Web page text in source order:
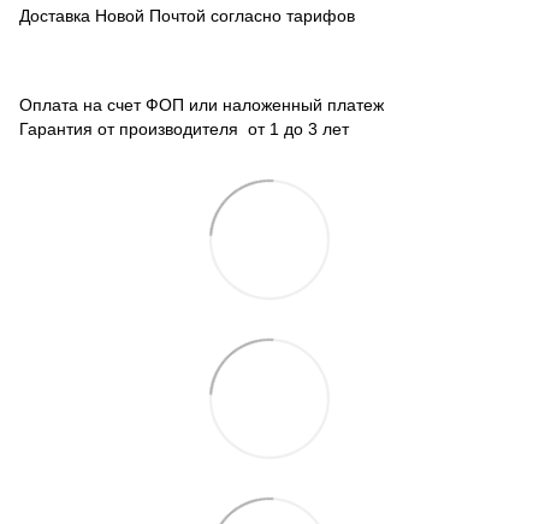
Доставка Новой Почтой согласно тарифов
Оплата на счет ФОП или наложенный платеж
Гарантия от производителя от 1 до 3 лет